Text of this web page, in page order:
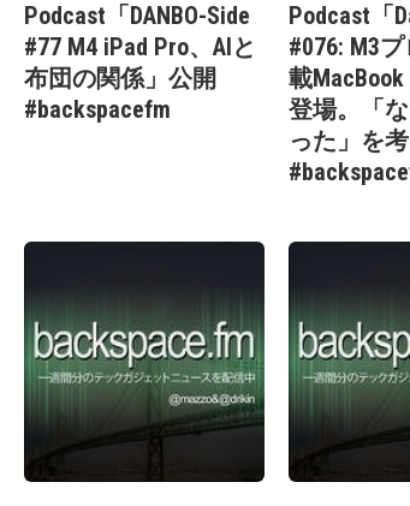
Podcast「DANBO-Side
#77 M4 iPad Pro、AIと
布団の関係」公開
#backspacefm
Podcast「
#076: M3
載
登場。「
った」を